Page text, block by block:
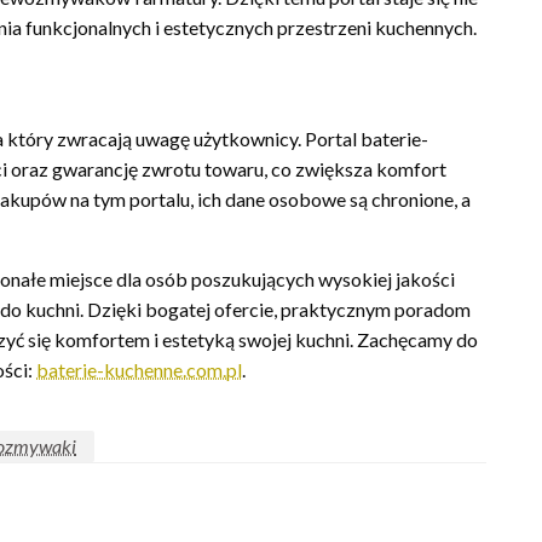
funkcjonalnych i estetycznych przestrzeni kuchennych.
zwracają uwagę użytkownicy. Portal baterie-
oraz gwarancję zwrotu towaru, co zwiększa komfort
na tym portalu, ich dane osobowe są chronione, a
miejsce dla osób poszukujących wysokiej jakości
kuchni. Dzięki bogatej ofercie, praktycznym poradom
się komfortem i estetyką swojej kuchni. Zachęcamy do
baterie-kuchenne.com.pl.